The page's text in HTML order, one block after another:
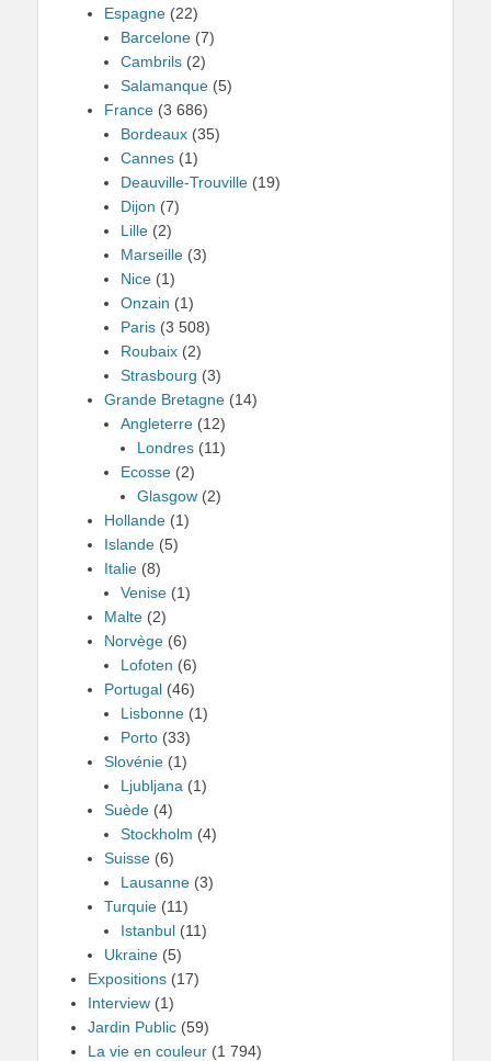
Espagne (22)
Barcelone (7)
Cambrils (2)
Salamanque (5)
France (3 686)
Bordeaux (35)
Cannes (1)
Deauville-Trouville (19)
Dijon (7)
Lille (2)
Marseille (3)
Nice (1)
Onzain (1)
Paris (3 508)
Roubaix (2)
Strasbourg (3)
Grande Bretagne (14)
Angleterre (12)
Londres (11)
Ecosse (2)
Glasgow (2)
Hollande (1)
Islande (5)
Italie (8)
Venise (1)
Malte (2)
Norvège (6)
Lofoten (6)
Portugal (46)
Lisbonne (1)
Porto (33)
Slovénie (1)
Ljubljana (1)
Suède (4)
Stockholm (4)
Suisse (6)
Lausanne (3)
Turquie (11)
Istanbul (11)
Ukraine (5)
Expositions (17)
Interview (1)
Jardin Public (59)
La vie en couleur (1 794)